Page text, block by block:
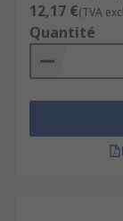
12,17 €(TVA
Quantité